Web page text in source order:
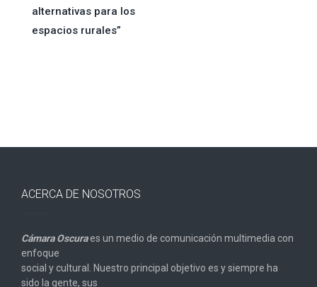
alternativas para los
espacios rurales”
ACERCA DE NOSOTROS
Cámara Oscuraes un medio de comunicación multimedia con
enfoque
social y cultural. Nuestro principal objetivo es y siempre ha
sido la gente, sus